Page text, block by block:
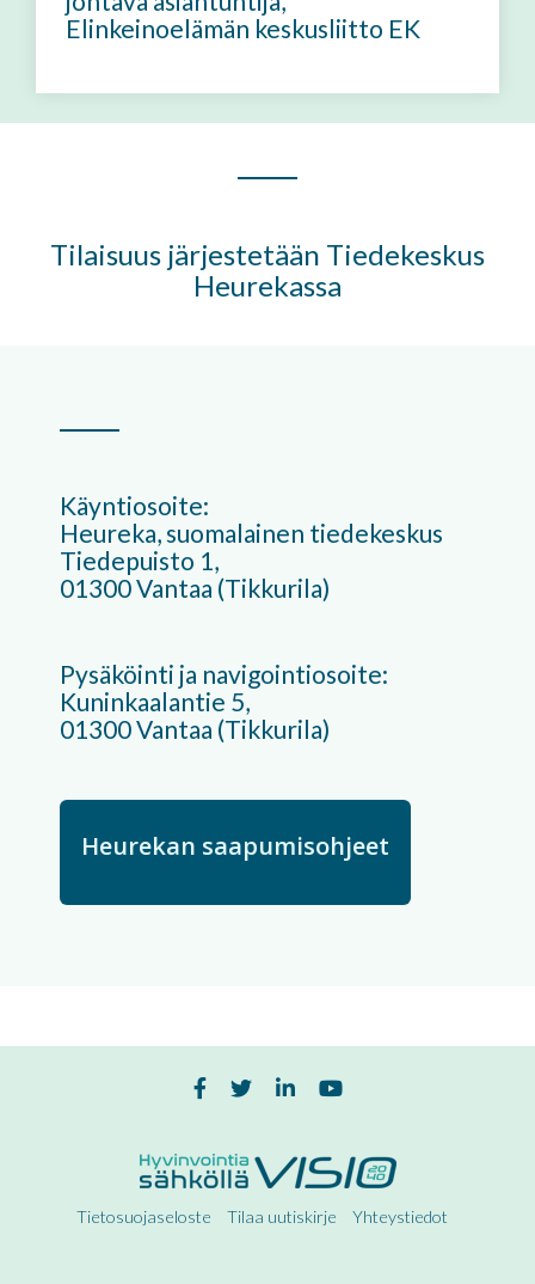
Elinkeinoelämän keskusliitto EK
Tilaisuus järjestetään Tiedekeskus
Heurekassa
Käyntiosoite:
Heureka, suomalainen tiedekeskus
Tiedepuisto 1,
01300 Vantaa (Tikkurila)
Pysäköinti ja navigointiosoite:
Kuninkaalantie 5,
01300 Vantaa (Tikkurila)
Heurekan saapumisohjeet
Tietosuojaseloste Tilaa uutiskirje Yhteystiedot